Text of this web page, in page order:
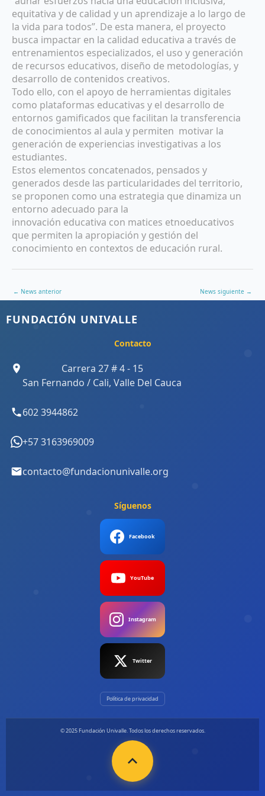
equitativa y de calidad y un aprendizaje a lo largo de
la vida para todos”. De esta manera, el proyecto
busca impactar en la calidad educativa a través de
entrenamientos especializados, el uso y generación
de recursos educativos, diseño de metodologías, y
desarrollo de contenidos creativos.
Todo ello, con el apoyo de herramientas digitales
como plataformas educativas y el desarrollo de
entornos gamificados que facilitan la transferencia
de conocimientos al aula y permiten motivar la
generación de experiencias investigativas a los
estudiantes.
Estos elementos concatenados, pensados y
generados desde las particularidades del territorio,
se proponen como una estrategia que dinamiza un
entorno adecuado para la
innovación educativa con matices etnoeducativos
que permiten la apropiación y gestión del
conocimiento en contextos de educación rural.
← News anterior News siguiente →
FUNDACIÓN UNIVALLE
Contacto
Carrera 27 # 4 - 15
San Fernando / Cali, Valle Del Cauca
602 3944862
+57 3163969009
contacto@fundacionunivalle.org
Síguenos
Facebook
YouTube
Instagram
Twitter
Política de privacidad
© 2025 Fundación Univalle. Todos los derechos reservados.